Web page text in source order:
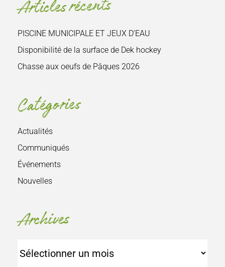
Articles récents
PISCINE MUNICIPALE ET JEUX D’EAU
Disponibilité de la surface de Dek hockey
Chasse aux oeufs de Pâques 2026
Catégories
Actualités
Communiqués
Événements
Nouvelles
Archives